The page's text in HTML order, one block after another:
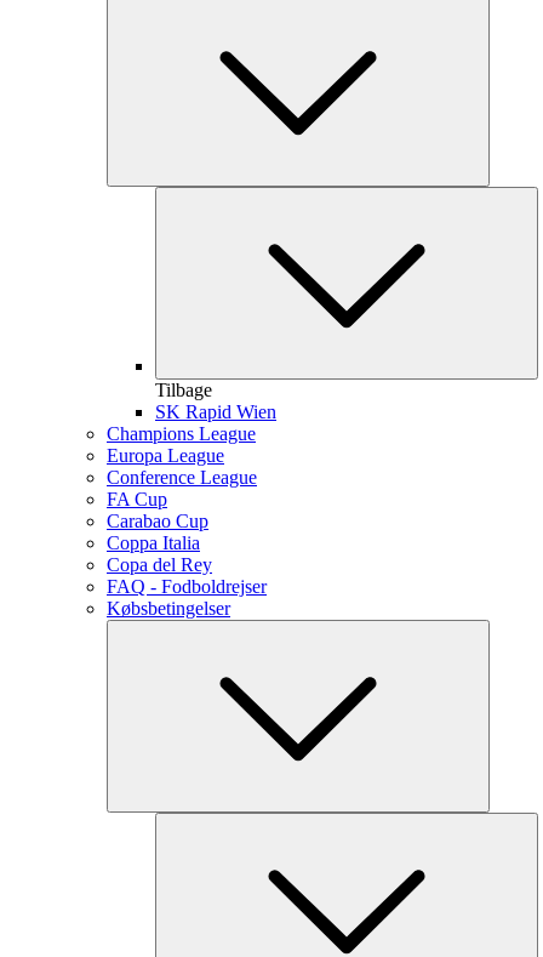
Tilbage
SK Rapid Wien
Champions League
Europa League
Conference League
FA Cup
Carabao Cup
Coppa Italia
Copa del Rey
FAQ - Fodboldrejser
Købsbetingelser